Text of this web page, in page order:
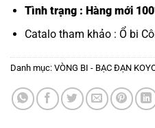
Tình trạng : Hàng mới
Catalo tham khảo : Ổ bi
Danh mục: VÒNG BI - BẠC ĐẠN